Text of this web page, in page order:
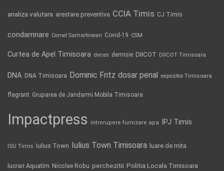
analiza valutara arestare preventiva CCIA Timis CJ Timis
condamnare Cornel Samartinean Covid-19 CSM
Curtea de Apel Timisoara deces demisie DIICOT DIICOT Timisoara
DNA DNA Timisoara Dominic Fritz dosar penal expozitie Timisoara
flagrant Gruparea de Jandarmi Mobila Timisoara
Impactpress intrerupere furnizare apa IPJ Timis
ISU Timis Iulius Town Iulius Town Timisoara luare de mita
lucrari Aquatim Nicolae Robu perchezitii Politia Locala Timisoara